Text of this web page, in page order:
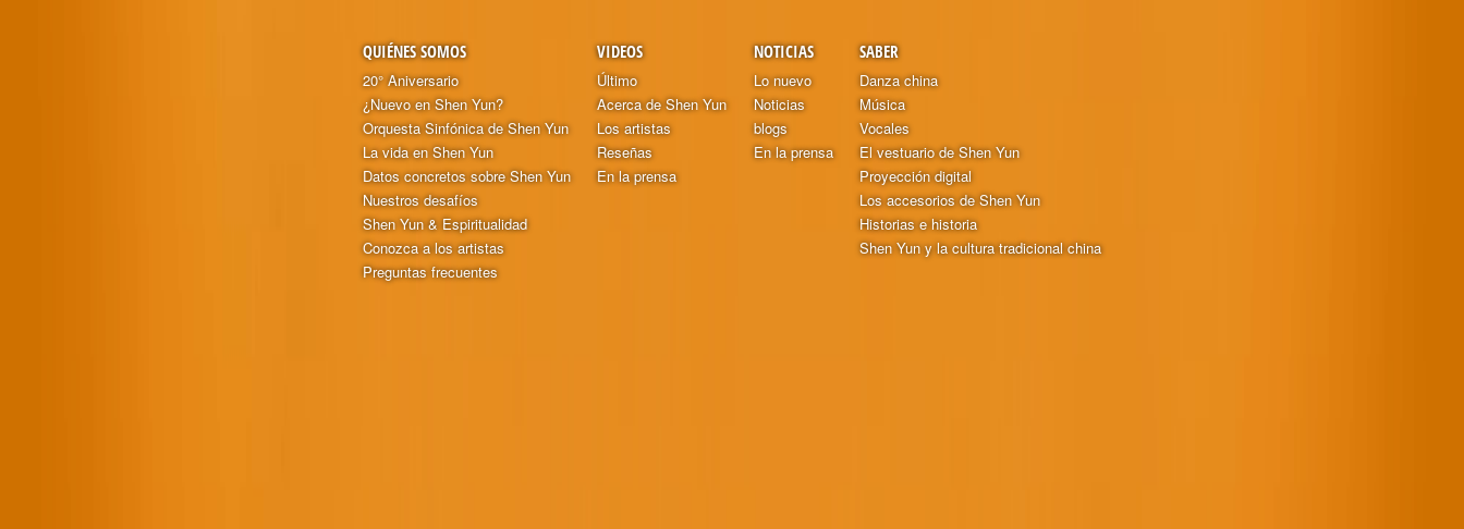
QUIÉNES SOMOS
20° Aniversario
¿Nuevo en Shen Yun?
Orquesta Sinfónica de Shen Yun
La vida en Shen Yun
Datos concretos sobre Shen Yun
Nuestros desafíos
Shen Yun & Espiritualidad
Conozca a los artistas
Preguntas frecuentes
VIDEOS
Último
Acerca de Shen Yun
Los artistas
Reseñas
En la prensa
NOTICIAS
Lo nuevo
Noticias
blogs
En la prensa
SABER
Danza china
Música
Vocales
El vestuario de Shen Yun
Proyección digital
Los accesorios de Shen Yun
Historias e historia
Shen Yun y la cultura tradicional china